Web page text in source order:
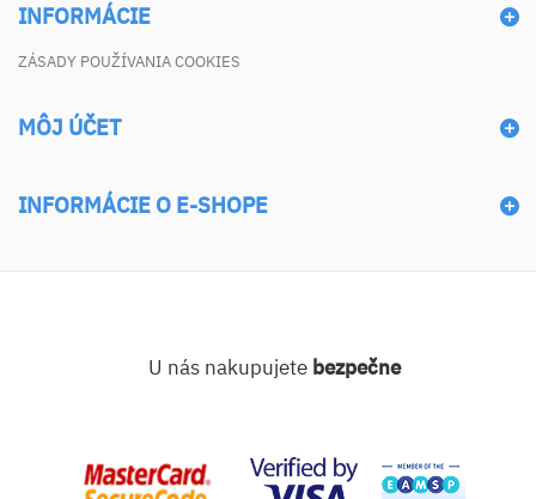
INFORMÁCIE
ZÁSADY POUŽÍVANIA COOKIES
MÔJ ÚČET
INFORMÁCIE O E-SHOPE
U nás nakupujete bezpečne